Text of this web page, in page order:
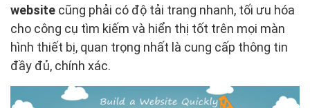
website cũng phải có độ tải trang nhanh, tối ưu hóa
cho công cụ tìm kiếm và hiển thị tốt trên mọi màn
hình thiết bị, quan trọng nhất là cung cấp thông tin
đầy đủ, chính xác.